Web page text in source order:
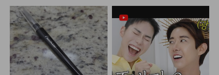
메이크업 위에 파츠랑 화이터 라이
터 슬쩍 얹으면
페스티벌 , 연말 메이크업으로도 딱
이지 않나요?💎✨💕
#아쿠아글로우쿠션 [1호 봄바다 /